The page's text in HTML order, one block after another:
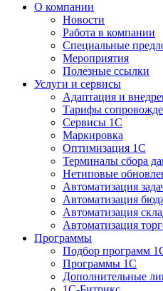
О компании
Новости
Работа в компании
Специальные
Мероприятия
Полезные ссылки
Услуги и сервисы
Адаптация и
Тарифы
Сервисы 1С
Маркировка
Оптимизация 1С
Терминалы сбора
Нетиповые
Автоматизация
Автоматизация
Автоматизация
Автоматизация
Программы
Подбор программ
Программы 1С
Дополнительные